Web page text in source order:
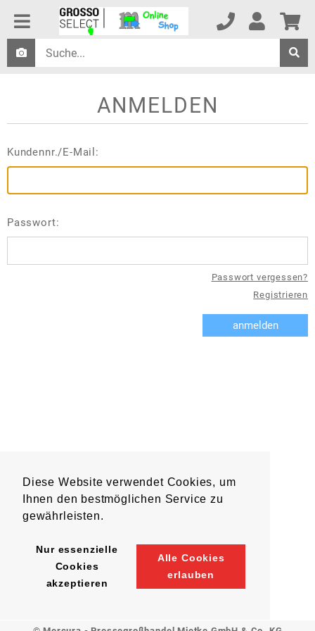
Diese Website verwendet Cookies, um
Ihnen den bestmöglichen Service zu
gewährleisten.
Nur essenzielle
Cookies
akzeptieren
Alle Cookies
erlauben
ANMELDEN
Kundennr./E-Mail:
Passwort:
Passwort vergessen?
Registrieren
anmelden